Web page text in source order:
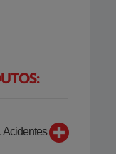
Acidentes